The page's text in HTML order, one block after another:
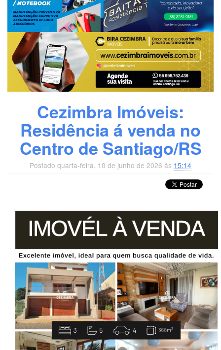
Cezimbra Imóveis:
Residência á venda no
Centro de Santiago/RS
Postado quarta-feira, 10 de junho de 2026 ás 15:14